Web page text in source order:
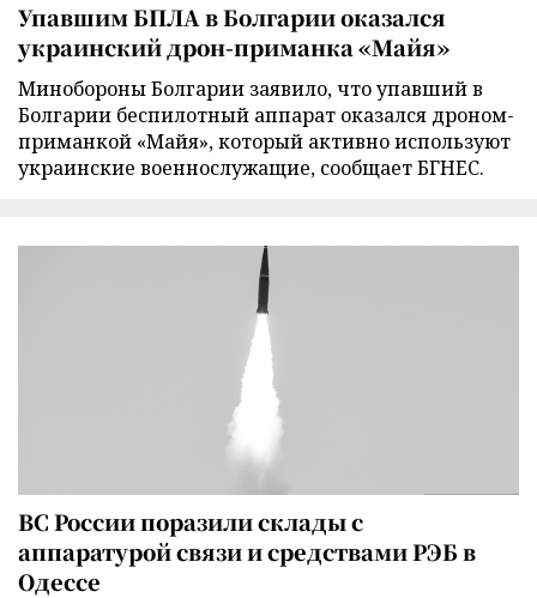
Упавшим БПЛА в Болгарии оказался
украинский дрон-приманка «Майя»
Минобороны Болгарии заявило, что упавший в
Болгарии беспилотный аппарат оказался дроном-
приманкой «Майя», который активно используют
украинские военнослужащие, сообщает БГНЕС.
ВС России поразили склады с
аппаратурой связи и средствами РЭБ в
Одессе